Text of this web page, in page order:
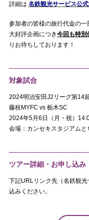
詳細は 名鉄観光サービス公
参加者の皆様の旅行代金の一
大好評企画につき今回も特別
りお待ちしております！
対象試合
2024明治安田J2リーグ第14
藤枝MYFC vs 栃木SC
2024年5月6日（月・祝）
会場：カンセキスタジアムと
ツアー詳細・お申し込み
下記URLリンク先（名鉄観
込みください。